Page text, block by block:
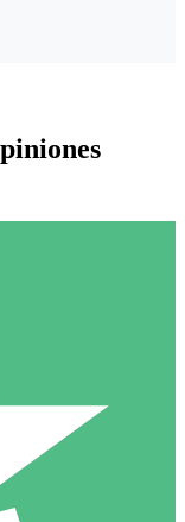
Sin compromiso